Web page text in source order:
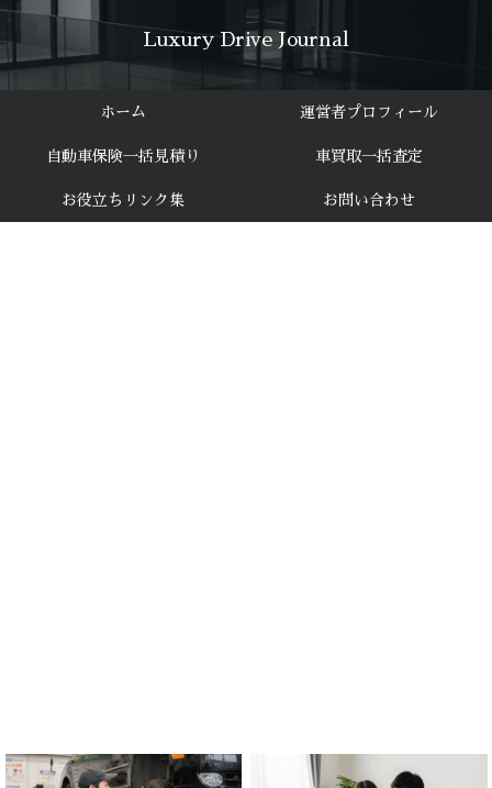
Luxury Drive Journal
ホーム 運営者プロフィール
自動車保険一括見積り 車買取一括査定
お役立ちリンク集 お問い合わせ